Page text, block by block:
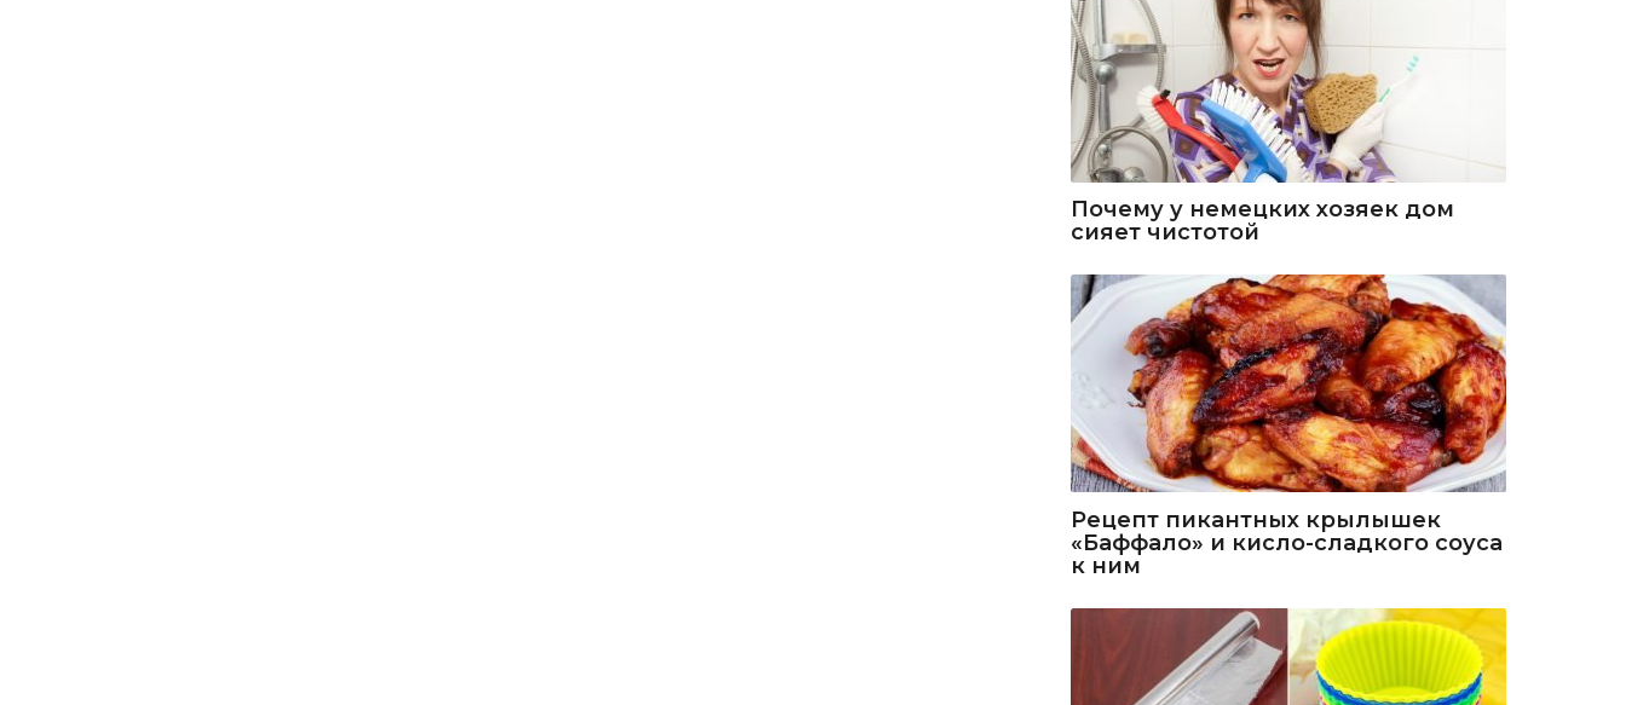
Почему у немецких хозяек дом
сияет чистотой
Рецепт пикантных крылышек
«Баффало» и кисло-сладкого соуса
к ним